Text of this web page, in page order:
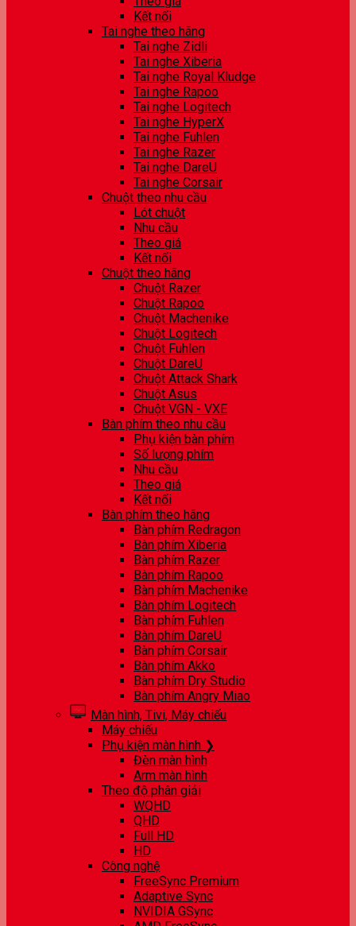
Kết nối
Tai nghe theo hãng
Tai nghe Zidli
Tai nghe Xiberia
Tai nghe Royal Kludge
Tai nghe Rapoo
Tai nghe Logitech
Tai nghe HyperX
Tai nghe Fuhlen
Tai nghe Razer
Tai nghe DareU
Tai nghe Corsair
Chuột theo nhu cầu
Lót chuột
Nhu cầu
Theo giá
Kết nối
Chuột theo hãng
Chuột Razer
Chuột Rapoo
Chuột Machenike
Chuột Logitech
Chuột Fuhlen
Chuột DareU
Chuột Attack Shark
Chuột Asus
Chuột VGN - VXE
Bàn phím theo nhu cầu
Phụ kiện bàn phím
Số lượng phím
Nhu cầu
Theo giá
Kết nối
Bàn phím theo hãng
Bàn phím Redragon
Bàn phím Xiberia
Bàn phím Razer
Bàn phím Rapoo
Bàn phím Machenike
Bàn phím Logitech
Bàn phím Fuhlen
Bàn phím DareU
Bàn phím Corsair
Bàn phím Akko
Bàn phím Dry Studio
Bàn phím Angry Miao
Màn hình, Tivi, Máy chiếu
Máy chiếu
Phụ kiện màn hình ❯
Đèn màn hình
Arm màn hình
Theo độ phân giải
WQHD
QHD
Full HD
HD
Công nghệ
FreeSync Premium
Adaptive Sync
NVIDIA GSync